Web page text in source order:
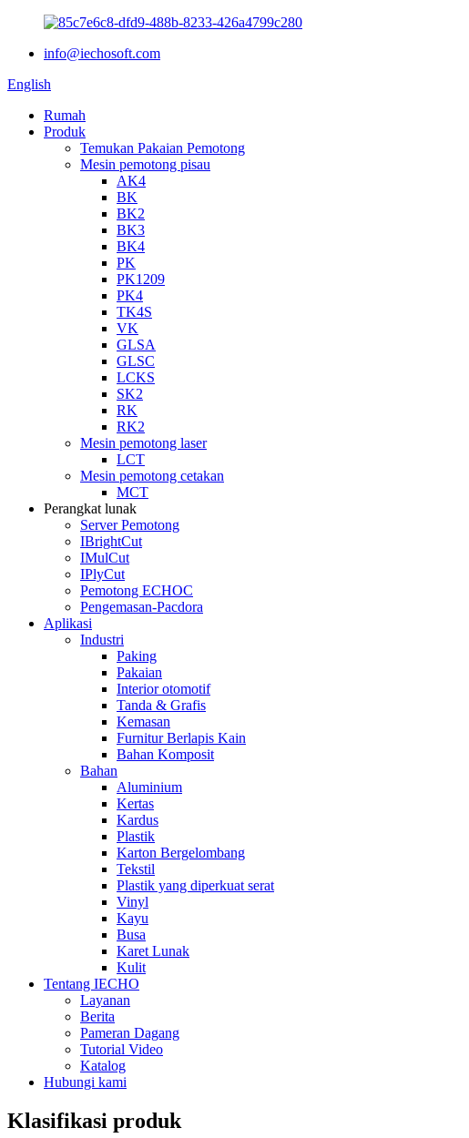
info@iechosoft.com
English
Rumah
Produk
Temukan Pakaian Pemotong
Mesin pemotong pisau
AK4
BK
BK2
BK3
BK4
PK
PK1209
PK4
TK4S
VK
GLSA
GLSC
LCKS
SK2
RK
RK2
Mesin pemotong laser
LCT
Mesin pemotong cetakan
MCT
Perangkat lunak
Server Pemotong
IBrightCut
IMulCut
IPlyCut
Pemotong ECHOC
Pengemasan-Pacdora
Aplikasi
Industri
Paking
Pakaian
Interior otomotif
Tanda & Grafis
Kemasan
Furnitur Berlapis Kain
Bahan Komposit
Bahan
Aluminium
Kertas
Kardus
Plastik
Karton Bergelombang
Tekstil
Plastik yang diperkuat serat
Vinyl
Kayu
Busa
Karet Lunak
Kulit
Tentang IECHO
Layanan
Berita
Pameran Dagang
Tutorial Video
Katalog
Hubungi kami
Klasifikasi produk